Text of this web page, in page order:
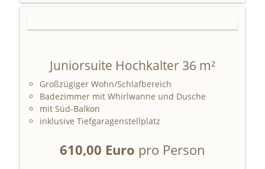
Juniorsuite Hochkalter 36 m²
Großzügiger Wohn/Schlafbereich
Badezimmer mit Whirlwanne und Dusche
mit Süd-Balkon
inklusive Tiefgaragenstellplatz
610,00 Euro pro Person